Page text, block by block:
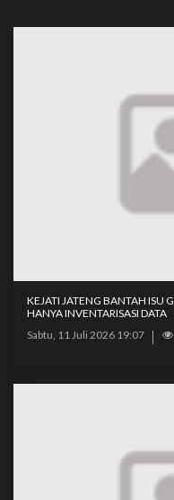
KEJATI JATENG BANTAH ISU
HANYA INVENTARISASI DATA
Sabtu, 11 Juli 2026 19:07